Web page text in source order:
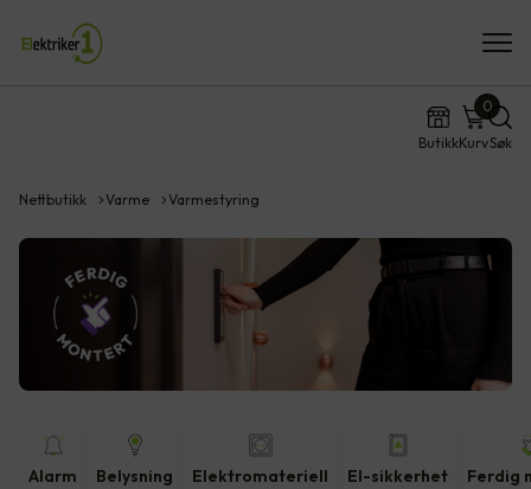
ButikkKurv
0
Søk
Nettbutikk Varme Varmestyring
Alarm Belysning Elektromateriell El-sikkerhet Ferdig